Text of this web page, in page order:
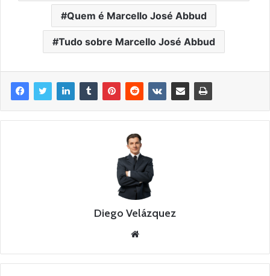
Quem é Marcello José Abbud
Tudo sobre Marcello José Abbud
Diego Velázquez
Website